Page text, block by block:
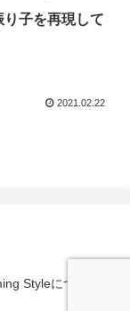
子を再現して
2021.02.22
Styleについて